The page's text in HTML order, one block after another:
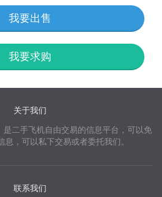
我要出售
我要求购
关于我们
是二手飞机自由交易的信息平台，可以免
息，可以私下交易或者委托我们。
联系我们